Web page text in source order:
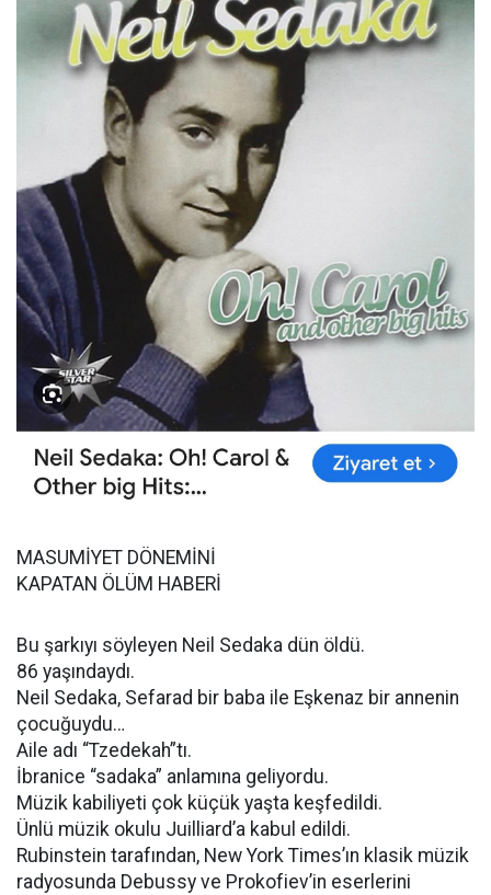
MASUMİYET DÖNEMİNİ
KAPATAN ÖLÜM HABERİ
Bu şarkıyı söyleyen Neil Sedaka dün öldü.
86 yaşındaydı.
Neil Sedaka, Sefarad bir baba ile Eşkenaz bir annenin
çocuğuydu…
Aile adı “Tzedekah”tı.
İbranice “sadaka” anlamına geliyordu.
Müzik kabiliyeti çok küçük yaşta keşfedildi.
Ünlü müzik okulu Juilliard’a kabul edildi.
Rubinstein tarafından, New York Times’ın klasik müzik
radyosunda Debussy ve Prokofiev’in eserlerini